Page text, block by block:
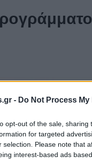
- Do Not Process
opt-out of the sale,
for targeted
selection. Please note that
interest-based ads